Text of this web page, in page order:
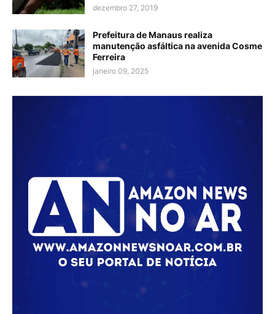
dezembro 27, 2019
Prefeitura de Manaus realiza
manutenção asfáltica na avenida Cosme
Ferreira
janeiro 09, 2025